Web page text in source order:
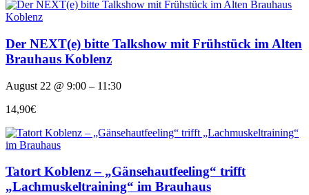
Der NEXT(e) bitte Talkshow mit Frühstück im Alten
Brauhaus Koblenz
August 22 @ 9:00 – 11:30
14,90€
Tatort Koblenz – „Gänsehautfeeling“ trifft
„Lachmuskeltraining“ im Brauhaus